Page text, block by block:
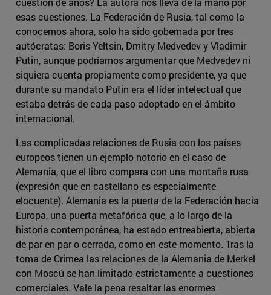
esas cuestiones. La Federación de Rusia, tal como la
conocemos ahora, solo ha sido gobernada por tres
autócratas: Boris Yeltsin, Dmitry Medvedev y Vladimir
Putin, aunque podríamos argumentar que Medvedev ni
siquiera cuenta propiamente como presidente, ya que
durante su mandato Putin era el líder intelectual que
estaba detrás de cada paso adoptado en el ámbito
internacional.
Las complicadas relaciones de Rusia con los países
europeos tienen un ejemplo notorio en el caso de
Alemania, que el libro compara con una montaña rusa
(expresión que en castellano es especialmente
elocuente). Alemania es la puerta de la Federación hacia
Europa, una puerta metafórica que, a lo largo de la
historia contemporánea, ha estado entreabierta, abierta
de par en par o cerrada, como en este momento. Tras la
toma de Crimea las relaciones de la Alemania de Merkel
con Moscú se han limitado estrictamente a cuestiones
comerciales. Vale la pena resaltar las enormes